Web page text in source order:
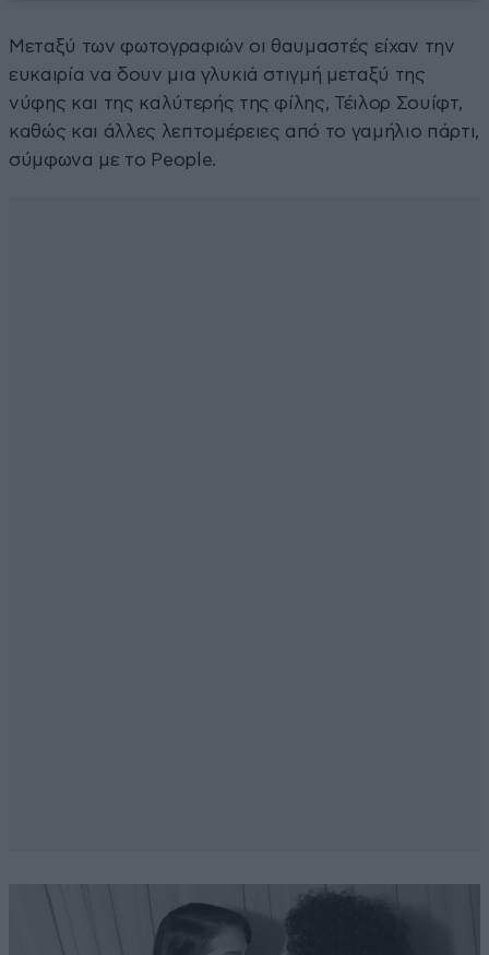
Μεταξύ των φωτογραφιών οι θαυμαστές είχαν την
ευκαιρία να δουν μια γλυκιά στιγμή μεταξύ της
νύφης και της καλύτερής της φίλης, Τέιλορ Σουίφτ,
καθώς και άλλες λεπτομέρειες από το γαμήλιο πάρτι,
σύμφωνα με το People.